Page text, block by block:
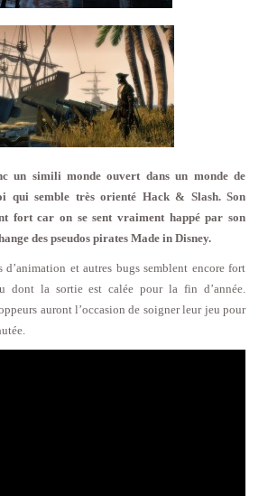
un simili monde ouvert dans un monde de
qui semble très orienté Hack & Slash. Son
fort car on se sent vraiment happé par son
des pseudos pirates Made in Disney.
d’animation et autres bugs semblent encore fort
dont la sortie est calée pour la fin d’année.
auront l’occasion de soigner leur jeu pour